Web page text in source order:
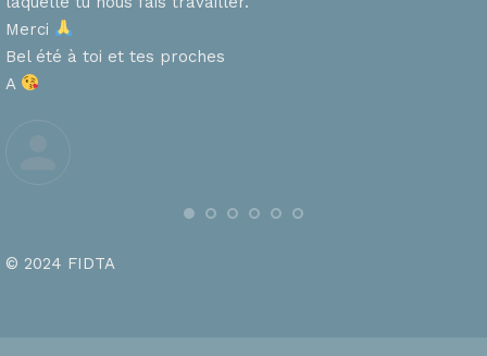
Merci
Bel été à toi et tes proches
A
© 2024 FIDTA